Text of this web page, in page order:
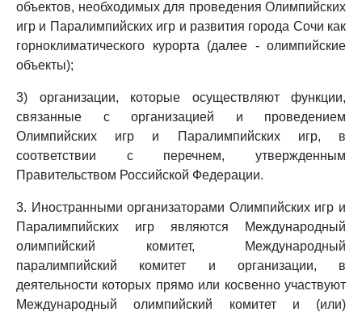
объектов, необходимых для проведения Олимпийских
игр и Паралимпийских игр и развития города Сочи как
горноклиматического курорта (далее - олимпийские
объекты);
3) организации, которые осуществляют функции,
связанные с организацией и проведением
Олимпийских игр и Паралимпийских игр, в
соответствии с перечнем, утвержденным
Правительством Российской Федерации.
3. Иностранными организаторами Олимпийских игр и
Паралимпийских игр являются Международный
олимпийский комитет, Международный
паралимпийский комитет и организации, в
деятельности которых прямо или косвенно участвуют
Международный олимпийский комитет и (или)